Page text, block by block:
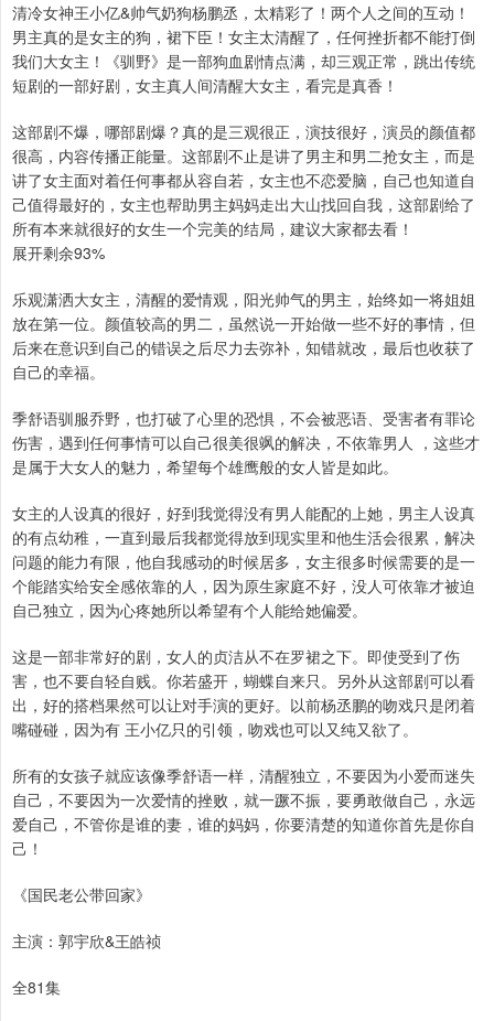
清冷女神王小亿&帅气奶狗杨鹏丞，太精彩了！两个人之间的互动！
男主真的是女主的狗，裙下臣！女主太清醒了，任何挫折都不能打倒
我们大女主！《驯野》是一部狗血剧情点满，却三观正常，跳出传统
短剧的一部好剧，女主真人间清醒大女主，看完是真香！
这部剧不爆，哪部剧爆？真的是三观很正，演技很好，演员的颜值都
很高，内容传播正能量。这部剧不止是讲了男主和男二抢女主，而是
讲了女主面对着任何事都从容自若，女主也不恋爱脑，自己也知道自
己值得最好的，女主也帮助男主妈妈走出大山找回自我，这部剧给了
所有本来就很好的女生一个完美的结局，建议大家都去看！
展开剩余93%
乐观潇洒大女主，清醒的爱情观，阳光帅气的男主，始终如一将姐姐
放在第一位。颜值较高的男二，虽然说一开始做一些不好的事情，但
后来在意识到自己的错误之后尽力去弥补，知错就改，最后也收获了
自己的幸福。
季舒语驯服乔野，也打破了心里的恐惧，不会被恶语、受害者有罪论
伤害，遇到任何事情可以自己很美很飒的解决，不依靠男人 ，这些才
是属于大女人的魅力，希望每个雄鹰般的女人皆是如此。
女主的人设真的很好，好到我觉得没有男人能配的上她，男主人设真
的有点幼稚，一直到最后我都觉得放到现实里和他生活会很累，解决
问题的能力有限，他自我感动的时候居多，女主很多时候需要的是一
个能踏实给安全感依靠的人，因为原生家庭不好，没人可依靠才被迫
自己独立，因为心疼她所以希望有个人能给她偏爱。
这是一部非常好的剧，女人的贞洁从不在罗裙之下。即使受到了伤
害，也不要自轻自贱。你若盛开，蝴蝶自来只。另外从这部剧可以看
出，好的搭档果然可以让对手演的更好。以前杨丞鹏的吻戏只是闭着
嘴碰碰，因为有 王小亿只的引领，吻戏也可以又纯又欲了。
所有的女孩子就应该像季舒语一样，清醒独立，不要因为小爱而迷失
自己，不要因为一次爱情的挫败，就一蹶不振，要勇敢做自己，永远
爱自己，不管你是谁的妻，谁的妈妈，你要清楚的知道你首先是你自
己！
《国民老公带回家》
主演：郭宇欣&王皓祯
全81集